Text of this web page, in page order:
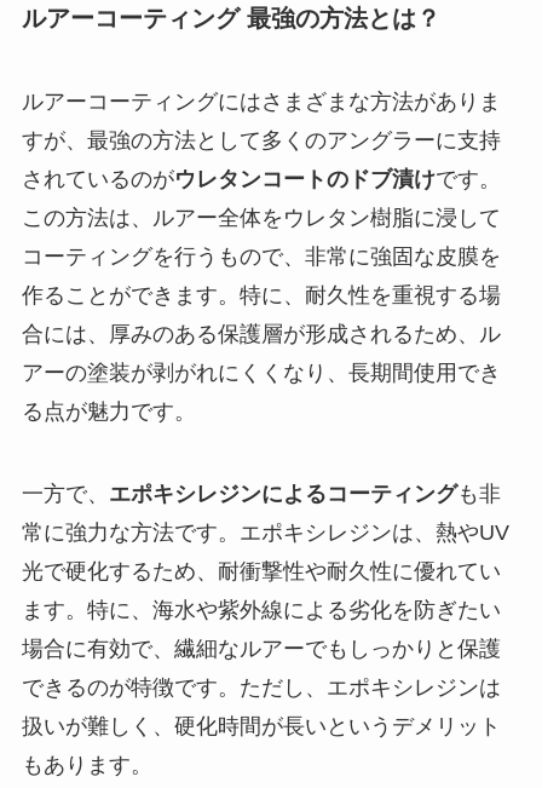
ルアーコーティング 最強の方法とは？
ルアーコーティングにはさまざまな方法がありま
すが、最強の方法として多くのアングラーに支持
されているのがウレタンコートのドブ漬けです。
この方法は、ルアー全体をウレタン樹脂に浸して
コーティングを行うもので、非常に強固な皮膜を
作ることができます。特に、耐久性を重視する場
合には、厚みのある保護層が形成されるため、ル
アーの塗装が剥がれにくくなり、長期間使用でき
る点が魅力です。
一方で、 エポキシレジンによるコーティングも非
常に強力な方法です。エポキシレジンは、熱やUV
光で硬化するため、耐衝撃性や耐久性に優れてい
ます。特に、海水や紫外線による劣化を防ぎたい
場合に有効で、繊細なルアーでもしっかりと保護
できるのが特徴です。ただし、エポキシレジンは
扱いが難しく、硬化時間が長いというデメリット
もあります。